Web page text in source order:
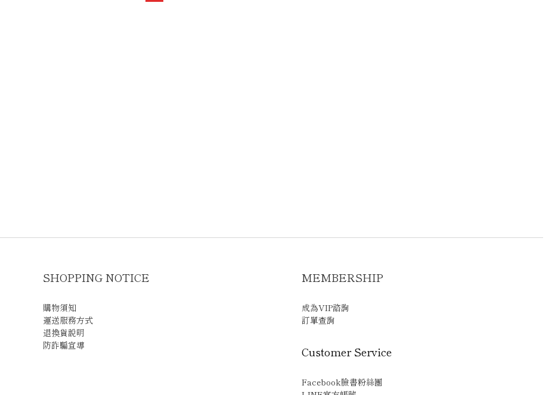
SHOPPING NOTICE
購物須知
運送服務方式
退換貨說明
防詐騙宣導
MEMBERSHIP
成為VIP諮詢
訂單查詢
Customer Service
Facebook臉書粉絲團